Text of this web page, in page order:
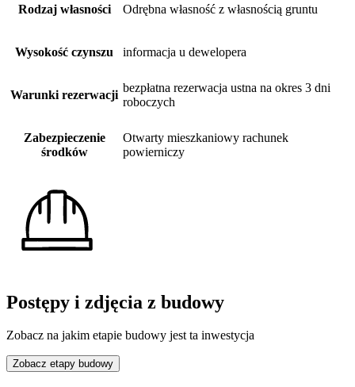
Rodzaj własności Odrębna własność z własnością gruntu
Wysokość czynszu informacja u dewelopera
Warunki rezerwacji
bezpłatna rezerwacja ustna na okres 3 dni
roboczych
Zabezpieczenie
środków
Otwarty mieszkaniowy rachunek
powierniczy
Postępy i zdjęcia z budowy
Zobacz na jakim etapie budowy jest ta inwestycja
Zobacz etapy budowy